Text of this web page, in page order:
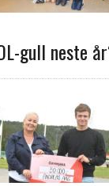
gull neste